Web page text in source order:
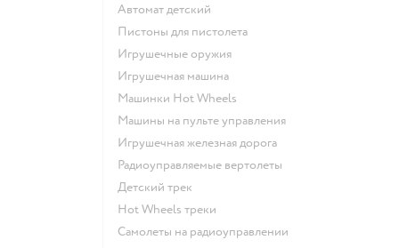
Автомат детский
Пистоны для пистолета
Игрушечные оружия
Игрушечная машина
Машинки Hot Wheels
Машины на пульте управления
Игрушечная железная дорога
Радиоуправляемые вертолеты
Детский трек
Hot Wheels треки
Самолеты на радиоуправлении